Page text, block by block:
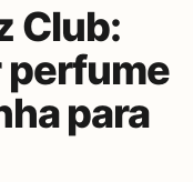
Club:
perfume
para